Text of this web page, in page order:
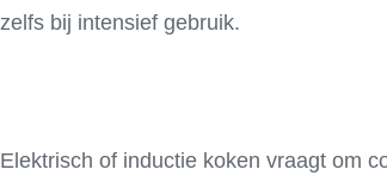
zelfs bij intensief gebruik.
Elektrisch of inductie koken vraagt om